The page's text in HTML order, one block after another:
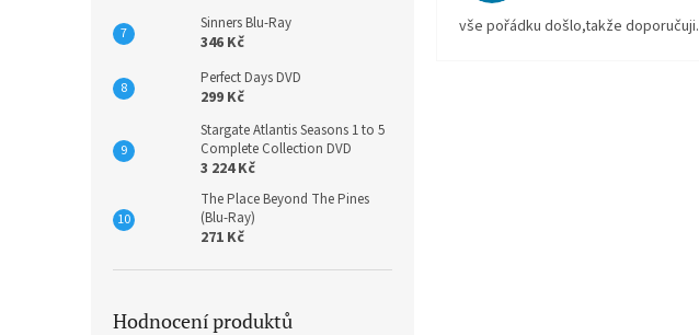
Sinners Blu-Ray
346 Kč
Perfect Days DVD
299 Kč
Stargate Atlantis Seasons 1 to 5
Complete Collection DVD
3 224 Kč
The Place Beyond The Pines
(Blu-Ray)
271 Kč
Hodnocení produktů
vše pořádku došlo,takže doporučuji.